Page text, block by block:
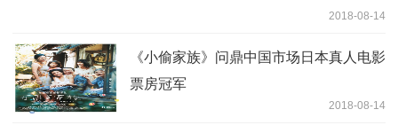
2018-08-14
《小偷家族》问鼎中国市场日本真人电影
票房冠军
2018-08-14